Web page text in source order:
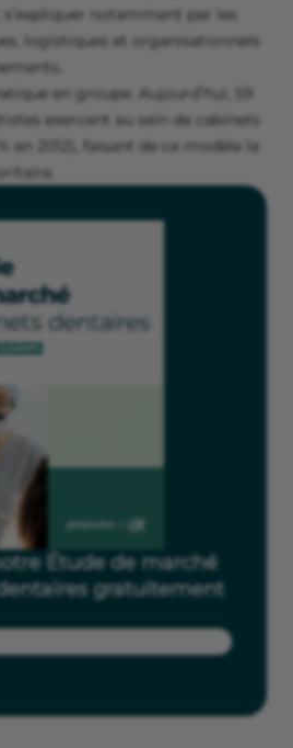
s’expliquer notamment par les
logistiques et organisationnels
en groupe. Aujourd’hui, 59
exercent au sein de cabinets
en 2012), faisant de ce modèle la
Étude de marché
gratuitement